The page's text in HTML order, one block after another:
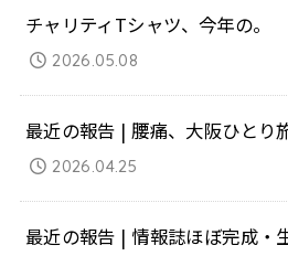
チャリティTシャツ、今年の。
2026.05.08
最近の報告 | 腰痛、大阪ひとり
2026.04.25
最近の報告 | 情報誌ほぼ完成・